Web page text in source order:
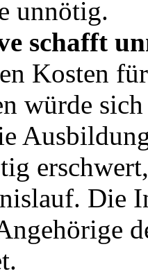
unnötig.
schafft
Kosten
würde
Die